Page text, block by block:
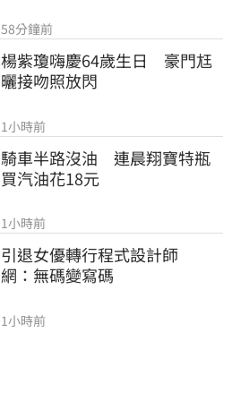
58分鐘前
楊紫瓊嗨慶64歲生日　豪門尪
曬接吻照放閃
1小時前
騎車半路沒油　連晨翔寶特瓶
買汽油花18元
1小時前
引退女優轉行程式設計師
網：無碼變寫碼
1小時前